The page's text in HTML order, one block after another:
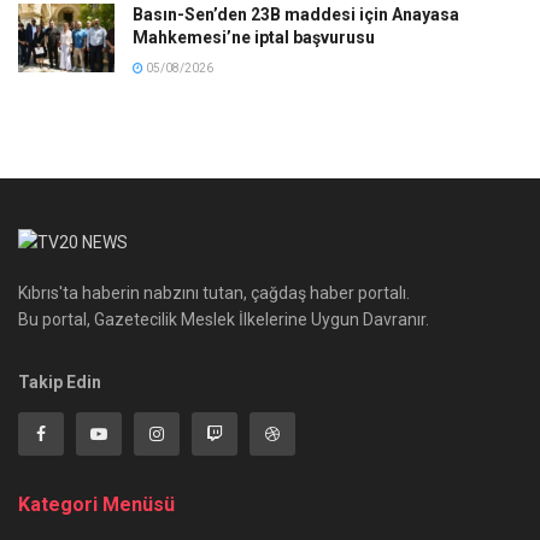
Basın-Sen’den 23B maddesi için Anayasa
Mahkemesi’ne iptal başvurusu
05/08/2026
Kıbrıs'ta haberin nabzını tutan, çağdaş haber portalı.
Bu portal, Gazetecilik Meslek İlkelerine Uygun Davranır.
Takip Edin
Kategori Menüsü